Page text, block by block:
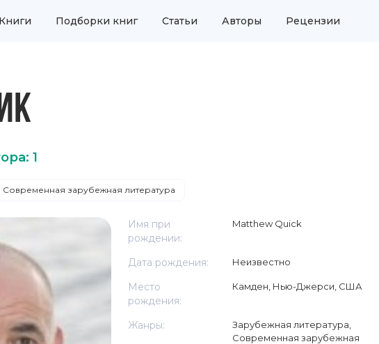
Книги Подборки книг Статьи Авторы Рецензии
1
Современная зарубежная литература
Имя при
рождении:
Matthew Quick
Дата рождения: Неизвестно
Место
рождения:
Камден, Нью-Джерси, США
Жанры: Зарубежная литература
Современная зарубежная